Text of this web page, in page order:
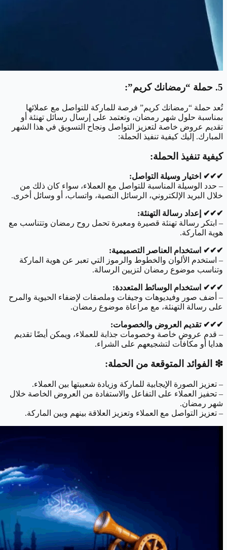
5. حملة “رمضانك كريم”:
تُعد حملة “رمضانك كريم” فرصة للماركة للتواصل مع عملائها
بمناسبة حلول شهر رمضان، وتعتمد على إرسال رسائل تهنئة أو
تقديم عروض خاصة لتعزيز التواصل ونجاح التسويق في هذا الشهر
المبارك. إليك كيفية تنفيذ الحملة:
كيفية تنفيذ الحملة:
✔︎✔︎✔︎ اختيار وسيلة التواصل:
– حدد الوسيلة المناسبة للتواصل مع العملاء، سواء كان ذلك من
خلال البريد الإلكتروني، الرسائل النصية، واتساب، أو وسائل أخرى.
✔︎✔︎✔︎ إعداد رسالة التهنئة:
– ابتكر رسالة تهنئة قصيرة ومعبرة تحمل روح رمضان وتتناسب مع
هوية الماركة.
✔︎✔︎✔︎ استخدام العناصر التصميمية:
– استخدم الألوان والخطوط والرموز التي تعبر عن هوية الماركة
وتناسب موضوع رمضان لتزيين الرسالة.
✔︎✔︎✔︎ استخدام الوسائط المتعددة:
– أضف صور وفيديوهات وجيفات وملصقات لإضفاء الحيوية والمرح
على رسالة التهنئة، مع مراعاة موضوع رمضان.
✔︎✔︎✔︎ تقديم العروض والخصومات:
– قدم عروض خاصة وخصومات جذابة للعملاء، ويمكن أيضًا تقديم
هدايا أو مكافآت لتشجيعهم على الشراء.
❇︎ الفوائد المتوقعة من الحملة:
– تعزيز الصورة الإيجابية للماركة وزيادة شعبيتها بين العملاء.
– تحفيز العملاء على التفاعل والاستفادة من العروض الخاصة خلال
شهر رمضان.
– تعزيز التواصل مع العملاء وتعزيز العلاقة بينهم وبين الماركة.